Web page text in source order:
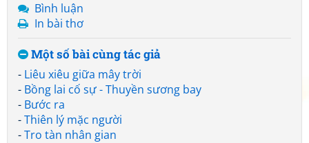
Bình luận
In bài thơ
Một số bài cùng tác giả
- Liêu xiêu giữa mây trời
- Bồng lai cố sự - Thuyền sương bay
- Bước ra
-Thiên lý mặc người
-Tro tàn nhân gian